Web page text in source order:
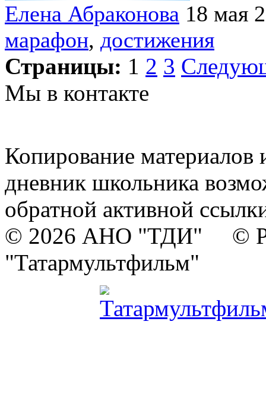
Елена Абраконова 18 мая
марафон, достижения
Страницы: 1 2 3
Мы в контакте
Копирование материалов
дневник школьника
обратной активной
© 2026 АНО "ТДИ" ©
"Татармультфильм"